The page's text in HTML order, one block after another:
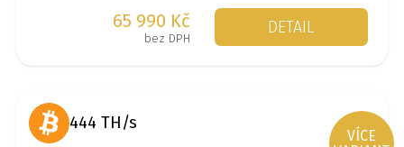
65 990 Kč
bez DPH
DETAIL
VÍCE
444 TH/s